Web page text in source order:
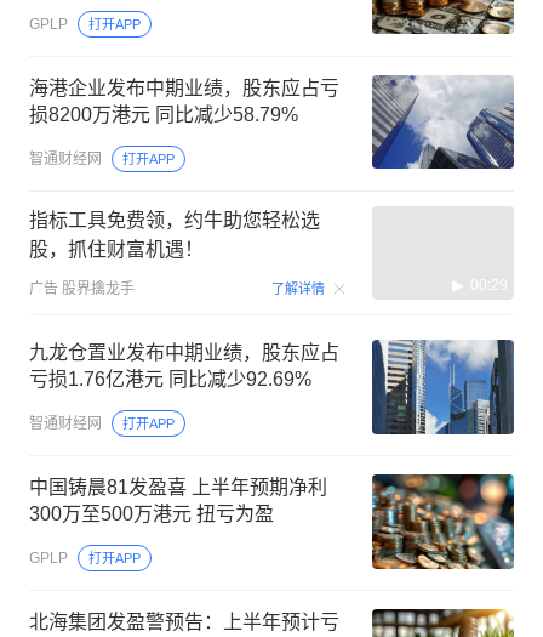
GPLP 打开APP
海港企业发布中期业绩，股东应占亏
损8200万港元 同比减少58.79%
智通财经网 打开APP
指标工具免费领，约牛助您轻松选
股，抓住财富机遇！
广告 股界擒龙手 了解详情 00:29
九龙仓置业发布中期业绩，股东应占
亏损1.76亿港元 同比减少92.69%
智通财经网 打开APP
中国铸晨81发盈喜 上半年预期净利
300万至500万港元 扭亏为盈
GPLP 打开APP
北海集团发盈警预告：上半年预计亏